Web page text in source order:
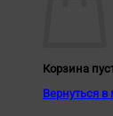
Корзина
Вернуться в